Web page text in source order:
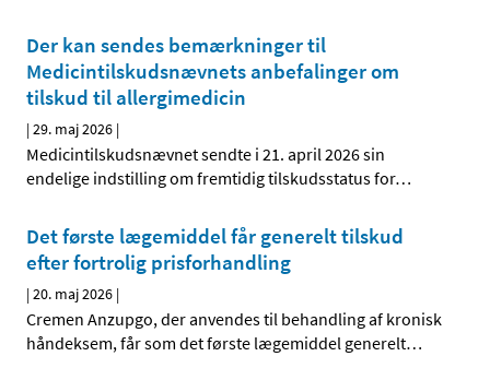
Der kan sendes bemærkninger til
Medicintilskudsnævnets anbefalinger om
tilskud til allergimedicin
|29. maj 2026 |
Medicintilskudsnævnet sendte i 21. april 2026 sin
endelige indstilling om fremtidig tilskudsstatus for…
Det første lægemiddel får generelt tilskud
efter fortrolig prisforhandling
|20. maj 2026 |
Cremen Anzupgo, der anvendes til behandling af kronisk
håndeksem, får som det første lægemiddel generelt…